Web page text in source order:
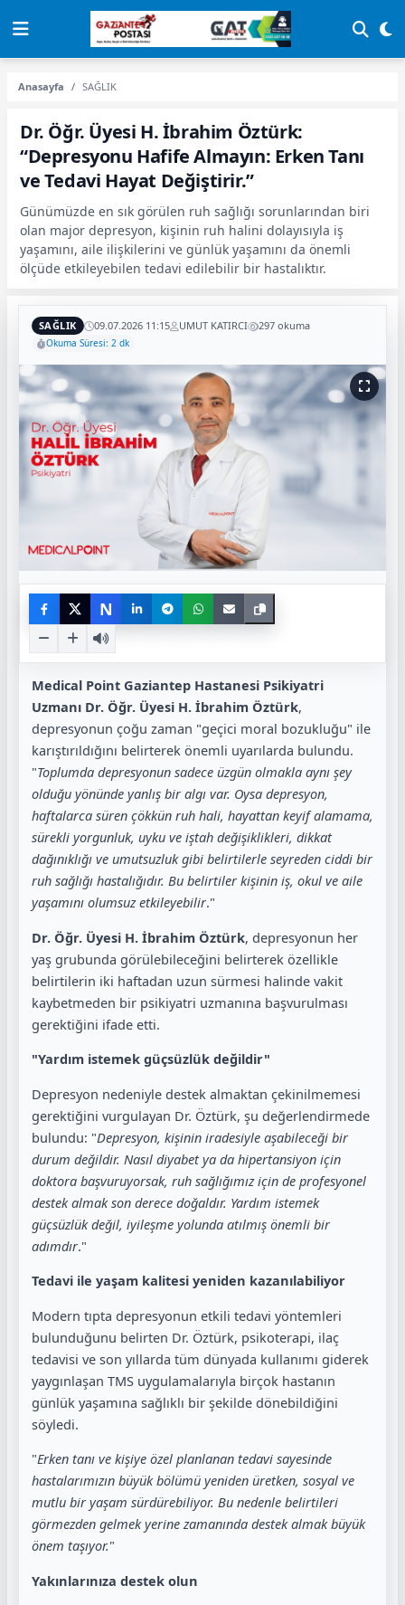
Anasayfa SAĞLIK
Dr. Öğr. Üyesi H. İbrahim Öztürk:
“Depresyonu Hafife Almayın: Erken Tanı
ve Tedavi Hayat Değiştirir.”
Günümüzde en sık görülen ruh sağlığı sorunlarından biri
olan major depresyon, kişinin ruh halini dolayısıyla iş
yaşamını, aile ilişkilerini ve günlük yaşamını da önemli
ölçüde etkileyebilen tedavi edilebilir bir hastalıktır.
SAĞLIK 09.07.2026 11:15 UMUT KATIRCI 297 okuma
Okuma Süresi: 2 dk
N
Medical Point Gaziantep Hastanesi Psikiyatri
Uzmanı Dr. Öğr. Üyesi H. İbrahim Öztürk,
depresyonun çoğu zaman "geçici moral bozukluğu" ile
karıştırıldığını belirterek önemli uyarılarda bulundu.
"Toplumda depresyonun sadece üzgün olmakla aynı şey
olduğu yönünde yanlış bir algı var. Oysa depresyon,
haftalarca süren çökkün ruh hali, hayattan keyif alamama,
sürekli yorgunluk, uyku ve iştah değişiklikleri, dikkat
dağınıklığı ve umutsuzluk gibi belirtilerle seyreden ciddi bir
ruh sağlığı hastalığıdır. Bu belirtiler kişinin iş, okul ve aile
yaşamını olumsuz etkileyebilir."
Dr. Öğr. Üyesi H. İbrahim Öztürk, depresyonun her
yaş grubunda görülebileceğini belirterek özellikle
belirtilerin iki haftadan uzun sürmesi halinde vakit
kaybetmeden bir psikiyatri uzmanına başvurulması
gerektiğini ifade etti.
"Yardım istemek güçsüzlük değildir"
Depresyon nedeniyle destek almaktan çekinilmemesi
gerektiğini vurgulayan Dr. Öztürk, şu değerlendirmede
bulundu: "Depresyon, kişinin iradesiyle aşabileceği bir
durum değildir. Nasıl diyabet ya da hipertansiyon için
doktora başvuruyorsak, ruh sağlığımız için de profesyonel
destek almak son derece doğaldır. Yardım istemek
güçsüzlük değil, iyileşme yolunda atılmış önemli bir
adımdır."
Tedavi ile yaşam kalitesi yeniden kazanılabiliyor
Modern tıpta depresyonun etkili tedavi yöntemleri
bulunduğunu belirten Dr. Öztürk, psikoterapi, ilaç
tedavisi ve son yıllarda tüm dünyada kullanımı giderek
yaygınlaşan TMS uygulamalarıyla birçok hastanın
günlük yaşamına sağlıklı bir şekilde dönebildiğini
söyledi.
"Erken tanı ve kişiye özel planlanan tedavi sayesinde
hastalarımızın büyük bölümü yeniden üretken, sosyal ve
mutlu bir yaşam sürdürebiliyor. Bu nedenle belirtileri
görmezden gelmek yerine zamanında destek almak büyük
önem taşıyor."
Yakınlarınıza destek olun